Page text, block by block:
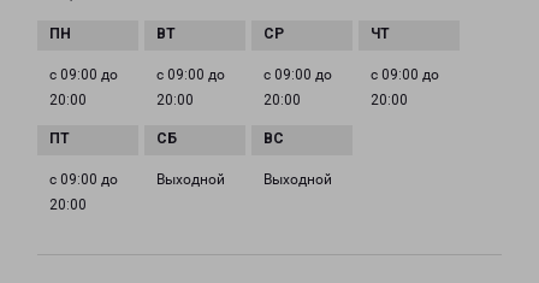
с 09:00 до
20:00
с 09:00 до
20:00
с 09:00 до
20:00
с 09:00 до
20:00
с 09:00 до
20:00
Выходной Выходной